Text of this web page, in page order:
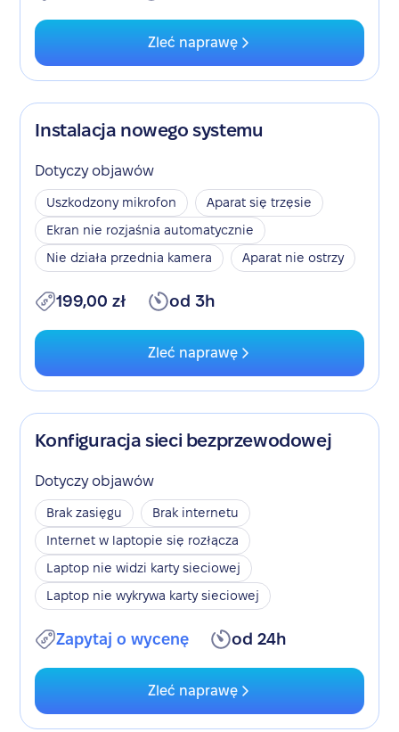
Zleć naprawę
Instalacja nowego systemu
Dotyczy objawów
Uszkodzony mikrofon
Aparat się trzęsie
Ekran nie rozjaśnia automatycznie
Nie działa przednia kamera
Aparat nie ostrzy
199,00 zł od 3h
Zleć naprawę
Konfiguracja sieci bezprzewodowej
Dotyczy objawów
Brak zasięgu
Brak internetu
Internet w laptopie się rozłącza
Laptop nie widzi karty sieciowej
Laptop nie wykrywa karty sieciowej
Zapytaj o wycenę od 24h
Zleć naprawę